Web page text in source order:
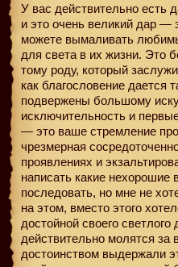
У вас действительно есть
и это очень великий дар —
можете вымаливать
для света в их жизни. Это
тому роду, который
как благословение дается
подвержены большому
исключительность и
— это ваше стремление
чрезмерная
проявлениях и
написать какие нехорошие
последовать, но мне не
на этом, вместо этого
достойной своего
действительно молятся за
достоинством выдержали